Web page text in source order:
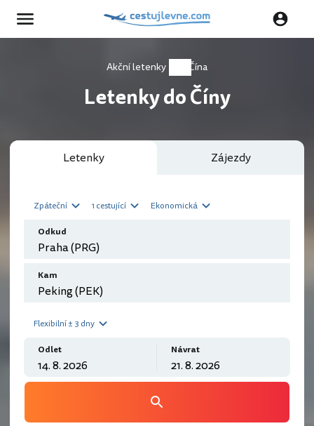
Akční letenky Čína
Letenky do Číny
Letenky Zájezdy
Zpáteční 1 cestující Ekonomická
Odkud
Kam
Flexibilní ± 3 dny
Odlet Návrat